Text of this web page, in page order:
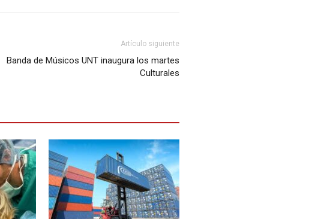
Artículo siguiente
Banda de Músicos UNT inaugura los martes
Culturales